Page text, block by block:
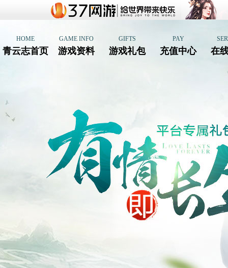
HOME
青云志首页
GAME INFO
游戏资料
GIFTS
游戏礼包
PAY
充值中心 在